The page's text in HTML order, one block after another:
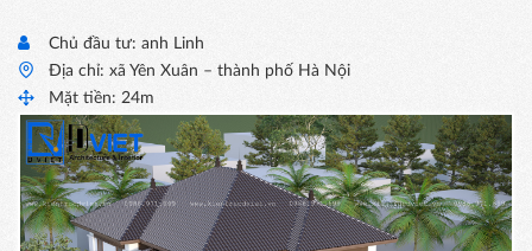
Chủ đầu tư: anh Linh
Địa chỉ: xã Yên Xuân – thành phố Hà Nội
Mặt tiền: 24m